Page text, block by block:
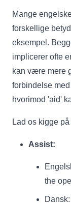
Mange
forskellige
eksempel.
implicerer ofte
kan være mere
forbindelse
hvorimod 'aid'
Lad os kigge
Assist:
the